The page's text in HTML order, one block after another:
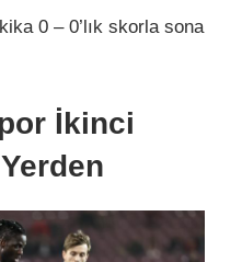
0 – 0’lık skorla sona
İkinci